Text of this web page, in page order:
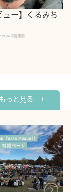
ュー】くるみち
equall編集部
もっと見る +